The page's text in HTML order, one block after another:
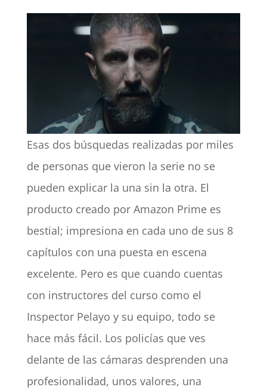
Esas dos búsquedas realizadas por miles
de personas que vieron la serie no se
pueden explicar la una sin la otra. El
producto creado por Amazon Prime es
bestial; impresiona en cada uno de sus 8
capítulos con una puesta en escena
excelente. Pero es que cuando cuentas
con instructores del curso como el
Inspector Pelayo y su equipo, todo se
hace más fácil. Los policías que ves
delante de las cámaras desprenden una
profesionalidad, unos valores, una